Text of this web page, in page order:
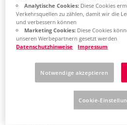
China Taiwan
EN
Colombia
ES
Croatia
HR
Denmark
Analytische Cookies:Diese Cookies
Verkehrsquellen zu zählen, damit wir die
und verbessern können
Marketing Cookies:Diese Cookies
unseren Werbepartnern gesetzt werden
Datenschutzhinweise
Impressum
Notwendige akzeptieren
Cookie-